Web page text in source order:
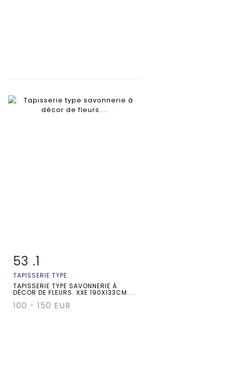
Fiche détaillée
53 .1
TAPISSERIE TYPE...
TAPISSERIE TYPE SAVONNERIE À
DÉCOR DE FLEURS. XXE 190X133CM....
100 - 150 EUR